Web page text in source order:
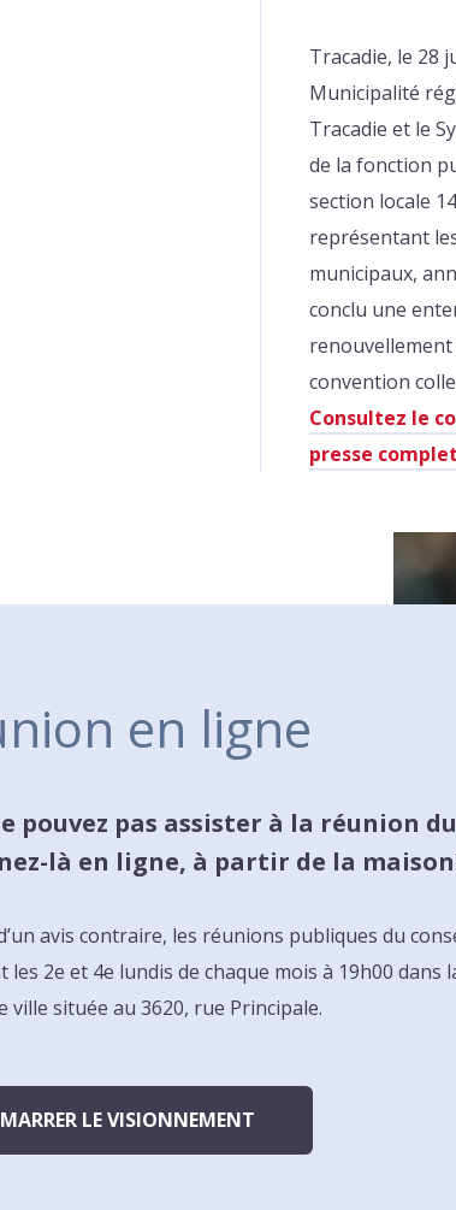
Tracadie, le 28
Municipalité
Tracadie et le
de la fonction
section locale
représentant
municipaux,
conclu une
renouvellement
convention
Consultez le
presse
en ligne
pouvez pas assister à la réunion
là en ligne, à partir de la
avis contraire, les réunions publiques du
les 2e et 4e lundis de chaque mois à 19h00 dans
ville située au 3620, rue Principale.
LE VISIONNEMENT